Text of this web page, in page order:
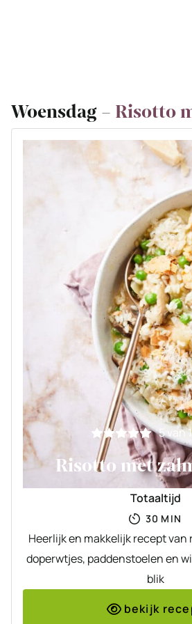
Woensdag – Risotto
5van
Risotto met
Totaaltijd
30 MIN
Heerlijk en makkelijk recept
doperwtjes, paddenstoelen en
blik
bekijk